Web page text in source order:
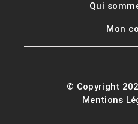
Qui
Mon
© Copyright
Mentions